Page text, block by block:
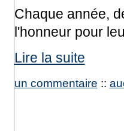
Chaque année,
l'honneur pour
Lire la suite
un commentaire ::